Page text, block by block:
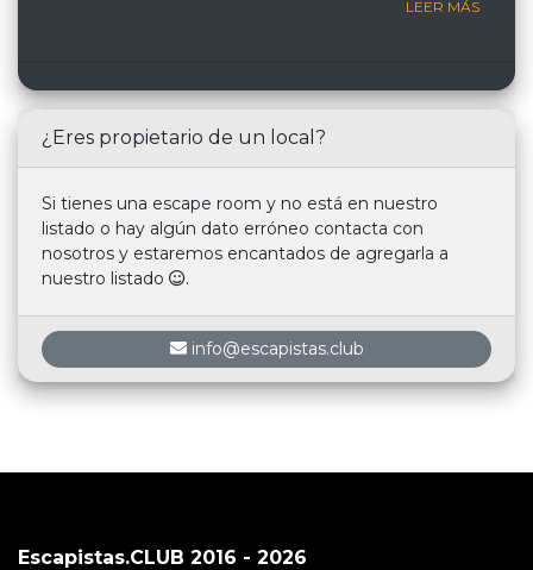
LEER MÁS
¿Eres propietario de un local?
Si tienes una escape room y no está en nuestro
listado o hay algún dato erróneo contacta con
nosotros y estaremos encantados de agregarla a
nuestro listado
.
info@escapistas.club
Escapistas.CLUB 2016 - 2026